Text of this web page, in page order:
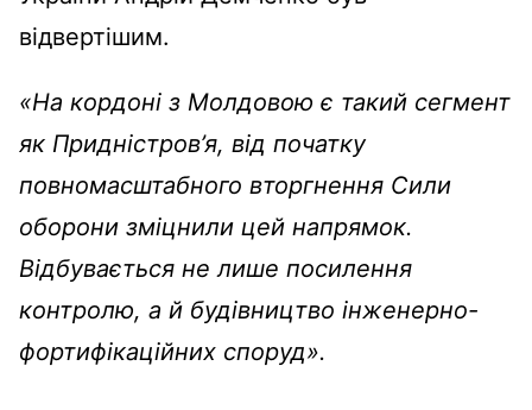
відвертішим.
«На кордоні з Молдовою є такий сегмент
як Придністров’я, від початку
повномасштабного вторгнення Сили
оборони зміцнили цей напрямок.
Відбувається не лише посилення
контролю, а й будівництво інженерно-
фортифікаційних споруд».